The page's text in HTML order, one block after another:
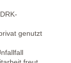
genutzt